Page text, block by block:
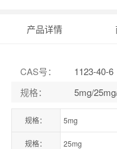
产品详情
CAS号：
1123-40-6
规格： 5mg/
规格： 5mg
规格： 25mg